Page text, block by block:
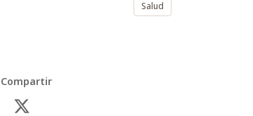
Salud
Compartir